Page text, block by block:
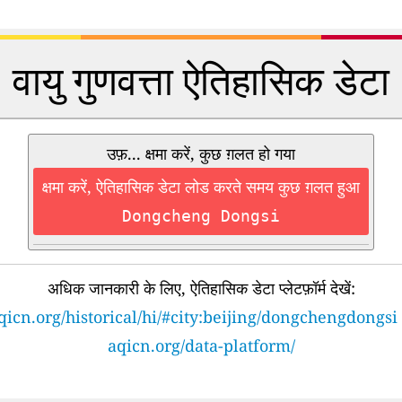
वायु गुणवत्ता ऐतिहासिक डेटा
उफ़... क्षमा करें, कुछ ग़लत हो गया
क्षमा करें, ऐतिहासिक डेटा लोड करते समय कुछ ग़लत हुआ
Dongcheng Dongsi
अधिक जानकारी के लिए, ऐतिहासिक डेटा प्लेटफ़ॉर्म देखें:
historical/hi/#city:beijing/dongchengdongsi
aqicn.org/data-platform/